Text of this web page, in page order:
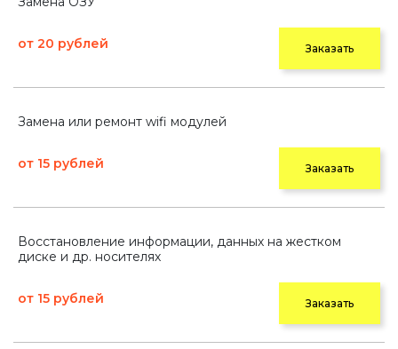
от 20 рублей Заказать
Замена или ремонт wifi модулей
от 15 рублей Заказать
Восстановление информации, данных на жестком
диске и др. носителях
от 15 рублей Заказать